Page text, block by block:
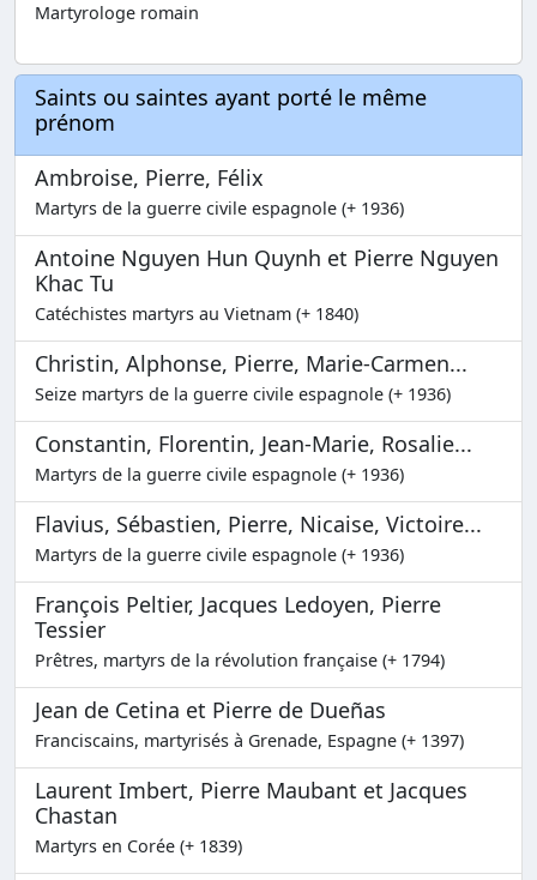
Martyrologe romain
Saints ou saintes ayant porté le même
prénom
Ambroise, Pierre, Félix
Martyrs de la guerre civile espagnole (+ 1936)
Antoine Nguyen Hun Quynh et Pierre Nguyen
Khac Tu
Catéchistes martyrs au Vietnam (+ 1840)
Christin, Alphonse, Pierre, Marie-Carmen...
Seize martyrs de la guerre civile espagnole (+ 1936)
Constantin, Florentin, Jean-Marie, Rosalie...
Martyrs de la guerre civile espagnole (+ 1936)
Flavius, Sébastien, Pierre, Nicaise, Victoire...
Martyrs de la guerre civile espagnole (+ 1936)
François Peltier, Jacques Ledoyen, Pierre
Tessier
Prêtres, martyrs de la révolution française (+ 1794)
Jean de Cetina et Pierre de Dueñas
Franciscains, martyrisés à Grenade, Espagne (+ 1397)
Laurent Imbert, Pierre Maubant et Jacques
Chastan
Martyrs en Corée (+ 1839)